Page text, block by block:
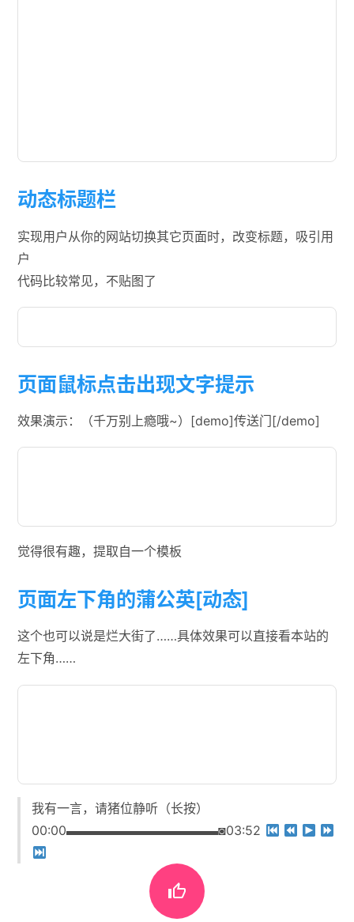
动态标题栏
实现用户从你的网站切换其它页面时，改变标题，吸引用
户
代码比较常见，不贴图了
页面鼠标点击出现文字提示
效果演示：（千万别上瘾哦~）[demo]传送门[/demo]
觉得很有趣，提取自一个模板
页面左下角的蒲公英[动态]
这个也可以说是烂大街了……具体效果可以直接看本站的
左下角……
我有一言，请猪位静听（长按）
00:00▬▬▬▬▬▬▬▬▬▬▬▬◙03:52
